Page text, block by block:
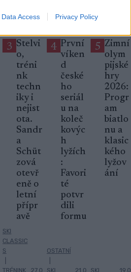
Data Access Privacy Policy
3 Stelvi
o,
tréni
nk
techn
iky i
nejist
ota.
Sandr
a
Schüt
zová
otevř
eně o
letní
přípr
avě
SKI
CLASSIC
S
TRÉNINK
27.0
4 První
víken
d
české
ho
seriál
u na
koleč
kovýc
h
lyžích
:
Favori
té
potvr
dili
formu
OSTATNÍ
SKI
21.0
5 Zimní
olym
pijské
hry
2026:
Progr
am
biatlo
nu a
klasic
kého
lyžov
ání
SKI
19.0